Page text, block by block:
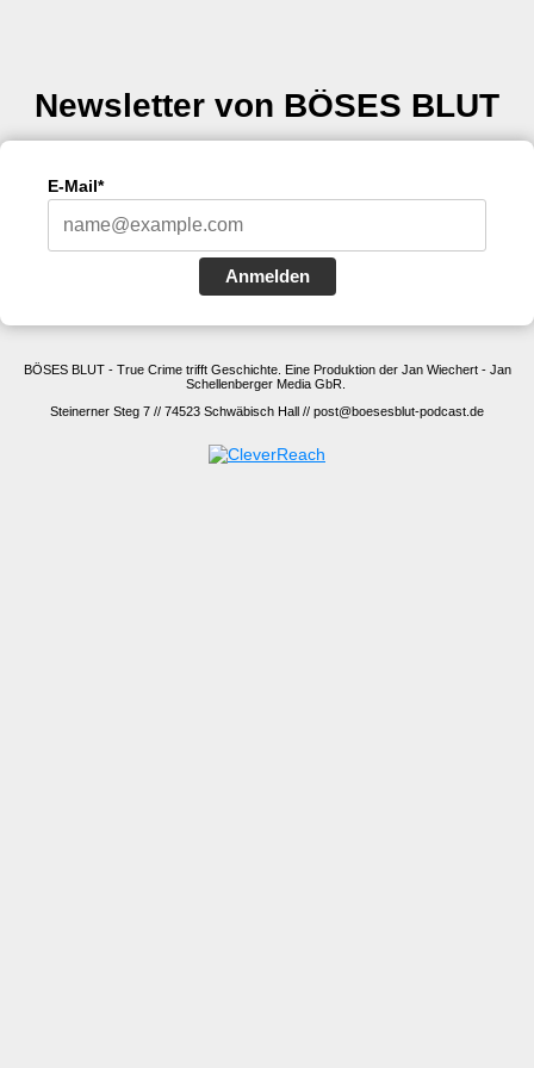
Newsletter von BÖSES BLUT
E-Mail*
Anmelden
BÖSES BLUT - True Crime trifft Geschichte. Eine Produktion der Jan Wiechert - Jan
Schellenberger Media GbR.
Steinerner Steg 7 // 74523 Schwäbisch Hall // post@boesesblut-podcast.de